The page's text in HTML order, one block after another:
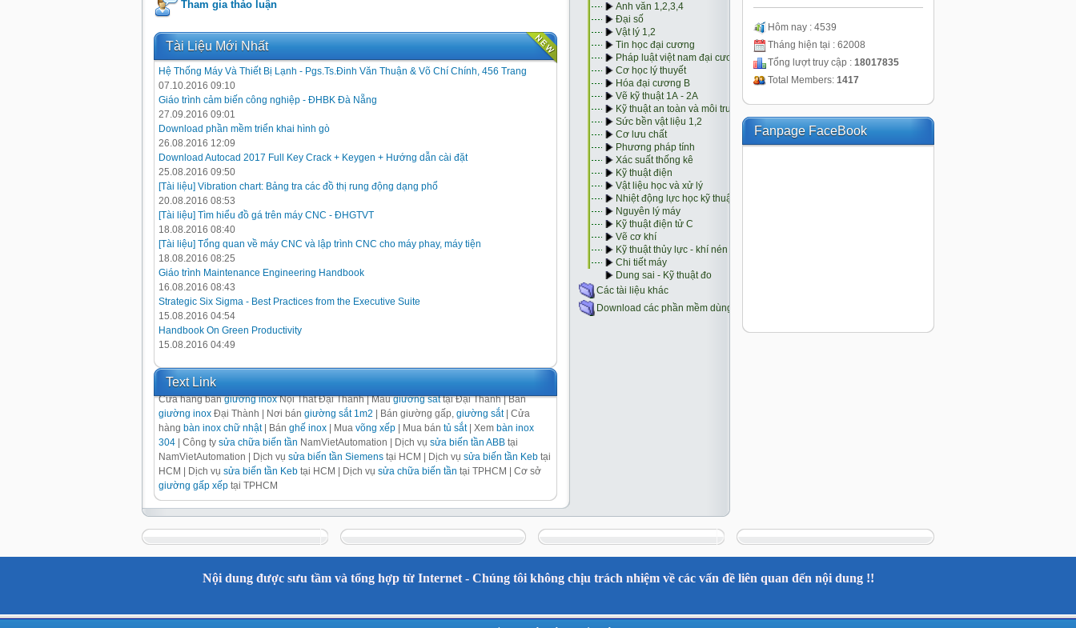
Tham gia thảo luận
Tài Liệu Mới Nhất
Hệ Thống Máy Và Thiết Bị Lạnh - Pgs.Ts.Đinh Văn Thuận & Võ Chí Chính, 456 Trang
07.10.2016 09:10
Giáo trình cảm biến công nghiệp - ĐHBK Đà Nẵng
27.09.2016 09:01
Download phần mềm triển khai hình gò
26.08.2016 12:09
Download Autocad 2017 Full Key Crack + Keygen + Hướng dẫn cài đặt
25.08.2016 09:50
[Tài liệu] Vibration chart: Bảng tra các đồ thị rung động dạng phổ
20.08.2016 08:53
[Tài liệu] Tìm hiểu đồ gá trên máy CNC - ĐHGTVT
18.08.2016 08:40
[Tài liệu] Tổng quan về máy CNC và lập trình CNC cho máy phay, máy tiện
18.08.2016 08:25
Giáo trình Maintenance Engineering Handbook
16.08.2016 08:43
Strategic Six Sigma - Best Practices from the Executive Suite
15.08.2016 04:54
Handbook On Green Productivity
15.08.2016 04:49
Text Link
Cửa hàng bángiường inoxNội Thất Đại Thành | Mẫugiường sắttại Đại Thành | Bán
giường inox Đại Thành | Nơi bán giường sắt 1m2 | Bán giường gấp, giường sắt| Cửa
hàng bàn inox chữ nhật| Bán ghế inox | Mua võng xếp | Mua bán tủ sắt| Xem bàn inox
304 | Công ty sửa chữa biến tần NamVietAutomation | Dịch vụ sửa biến tần ABB tại
NamVietAutomation | Dịch vụ sửa biến tần Siemens tại HCM | Dịch vụ sửa biến tần Keb tại
HCM | Dịch vụ sửa biến tần Keb tại HCM | Dịch vụ sửa chữa biến tần tại TPHCM | Cơ sở
giường gấp xếp tại TPHCM
Hôm nay : 4539
Tháng hiện tại : 62008
Tổng lượt truy cập : 18017835
Total Members: 1417
Fanpage FaceBook
Nội dung được sưu tầm và tổng hợp từ Internet - Chúng tôi không chịu trách nhiệm về các vấn đề liên quan đến nội dung !!